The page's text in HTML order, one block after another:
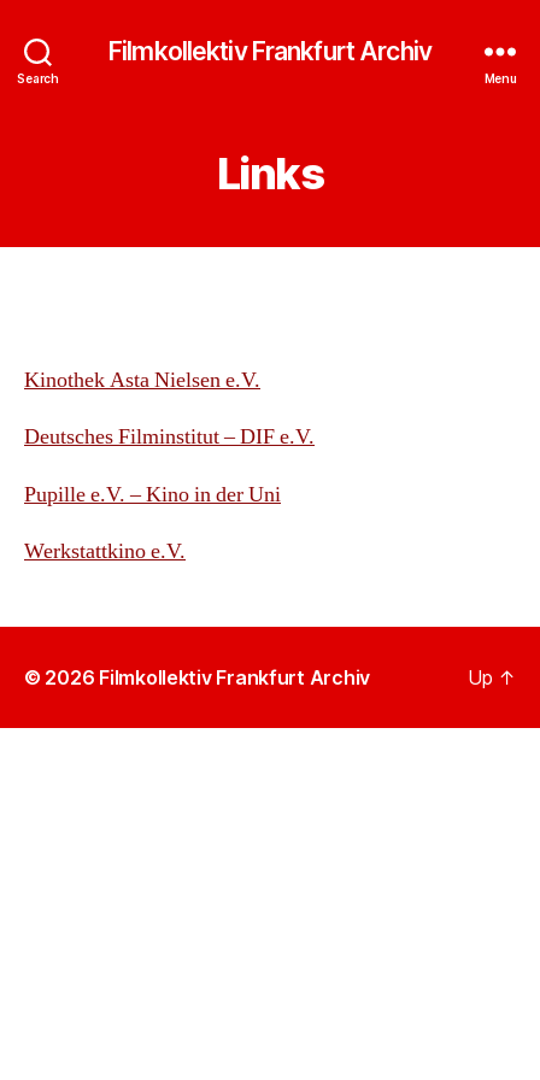
Search
Filmkollektiv Frankfurt Archiv
Menu
Links
Kinothek Asta Nielsen e.V.
Deutsches Filminstitut – DIF e.V.
Pupille e.V. – Kino in der Uni
Werkstattkino e.V.
© 2026 Filmkollektiv Frankfurt Archiv Up ↑